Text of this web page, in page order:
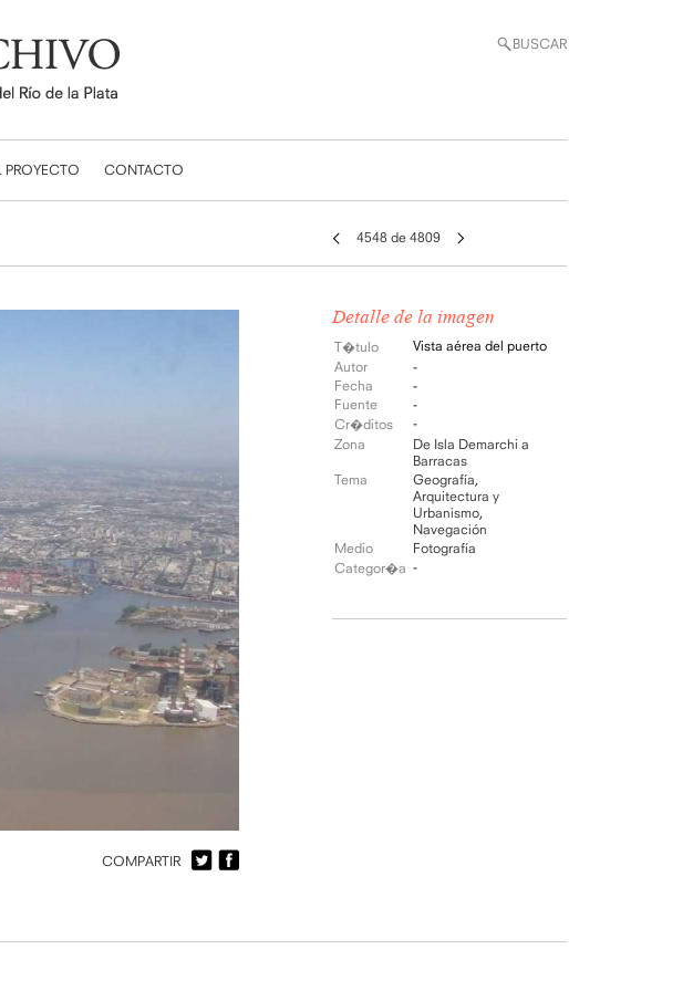
BUSCAR
PROYECTO CONTACTO
4548 de 4809
COMPARTIR
Detalle de la imagen
T�tulo
Vista aérea del puerto
Autor
-
Fecha
-
Fuente
-
Cr�ditos
-
Zona
De Isla Demarchi a
Barracas
Tema
Geografía,
Arquitectura y
Urbanismo,
Navegación
Medio
Fotografía
Categor�a -